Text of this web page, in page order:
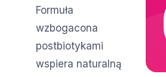
Formuła
wzbogacona
postbiotykami
wspiera naturalną